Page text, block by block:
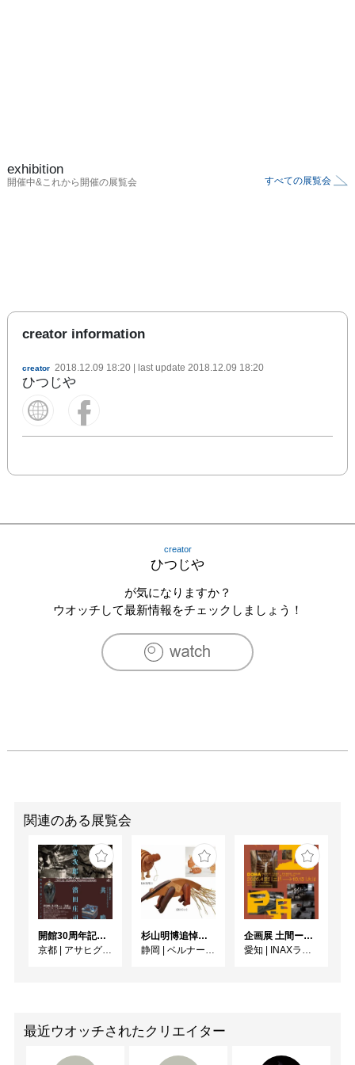
exhibition
開催中&これから開催の展覧会 すべての展覧会
creator information
creator 2018.12.09 18:20 | last update 2018.12.09 18:20
ひつじや
creator
ひつじや
が気になりますか？
ウオッチして最新情報をチェックしましょう！
関連のある展覧会
開館30周年記念 山本爲三郎・河井寬次郎没後60年記念 「共鳴 河井寬次郎 × 濱田庄司 ー山本爲三郎コレクションより」
京都 | アサヒグループ大山崎山荘美術館
杉山明博追悼展 木とわたし―木工の妙技と美術教育
静岡 | ベルナール・ビュフェ美術館
企画展 土間ーつくって、つかって、再発見ー
愛知 | INAXライブミュージアム
最近ウオッチされたクリエイター